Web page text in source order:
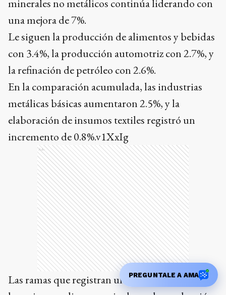
minerales no metálicos continúa liderando con
una mejora de 7%.
Le siguen la producción de alimentos y bebidas
con 3.4%, la producción automotriz con 2.7%, y
la refinación de petróleo con 2.6%.
En la comparación acumulada, las industrias
metálicas básicas aumentaron 2.5%, y la
elaboración de insumos textiles registró un
incremento de 0.8%.v1XxIg
Ads
Las ramas que registran una caída interanual en
PREGUNTALE A AMA